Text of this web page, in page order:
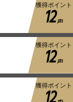
獲得ポイント
12pts
獲得ポイント
12pts
獲得ポイント